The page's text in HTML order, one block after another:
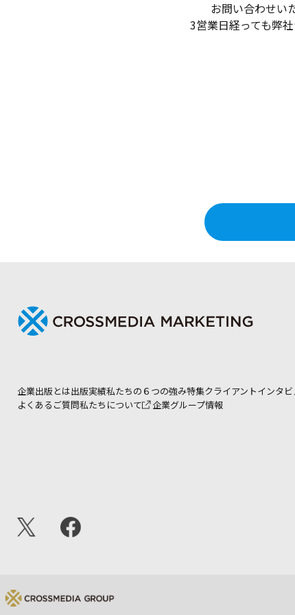
お問い合わせい
3営業日経っても弊
企業出版とは出版実績私たちの６つの強み特集クライアントインタビ
よくあるご質問私たちについて 企業グループ情報